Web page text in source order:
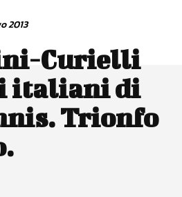
2013
Curielli
italiani di
Trionfo